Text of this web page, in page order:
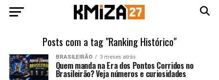
Posts com a tag "Ranking Histórico"
BRASILEIRÃO 3 meses atrás
Quem manda na Era dos Pontos Corridos no
Brasileirão? Veja números e curiosidades